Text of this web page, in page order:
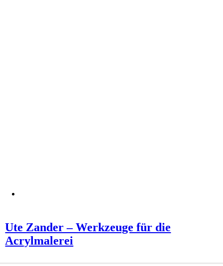
Ute Zander – Werkzeuge für die
Acrylmalerei